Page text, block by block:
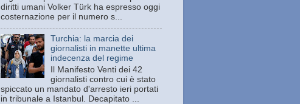
diritti umani Volker Türk ha espresso oggi
costernazione per il numero s...
Turchia: la marcia dei
giornalisti in manette ultima
indecenza del regime
Il Manifesto Venti dei 42
giornalisti contro cui è stato
spiccato un mandato d'arresto ieri portati
in tribunale a Istanbul. Decapitato ...